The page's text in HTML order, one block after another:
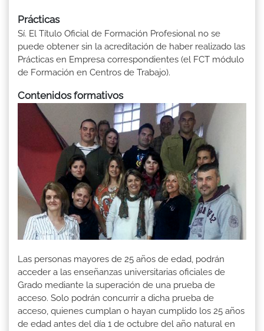
Prácticas
Sí. El Título Oficial de Formación Profesional no se
puede obtener sin la acreditación de haber realizado las
Prácticas en Empresa correspondientes (el FCT módulo
de Formación en Centros de Trabajo).
Contenidos formativos
Las personas mayores de 25 años de edad, podrán
acceder a las enseñanzas universitarias oficiales de
Grado mediante la superación de una prueba de
acceso. Solo podrán concurrir a dicha prueba de
acceso, quienes cumplan o hayan cumplido los 25 años
de edad antes del día 1 de octubre del año natural en